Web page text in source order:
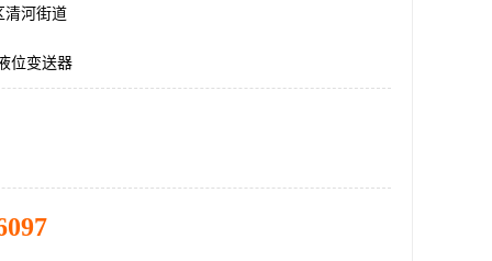
清河街道
位变送器